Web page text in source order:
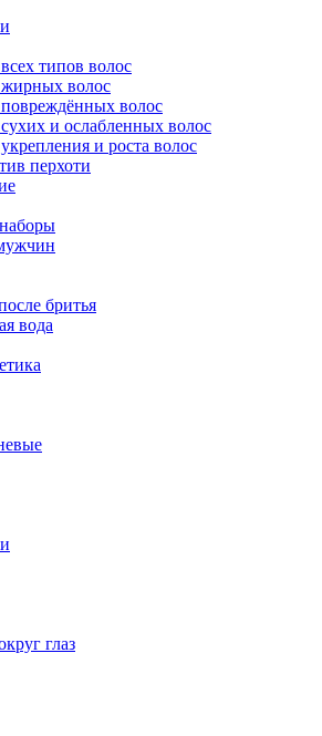
типов волос
волос
волос
и ослабленных волос
и роста волос
перхоти
бритья
вода
глаз